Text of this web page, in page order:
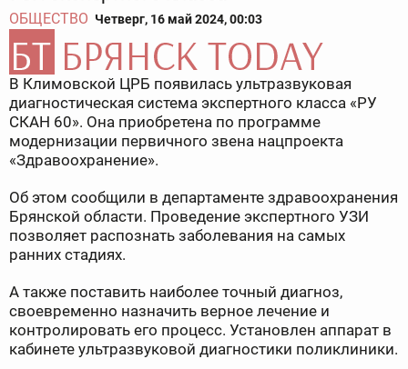
ОБЩЕСТВО Четверг, 16 май 2024, 00:03
В Климовской ЦРБ появилась ультразвуковая
диагностическая система экспертного класса «РУ
СКАН 60». Она приобретена по программе
модернизации первичного звена нацпроекта
«Здравоохранение».
Об этом сообщили в департаменте здравоохранения
Брянской области. Проведение экспертного УЗИ
позволяет распознать заболевания на самых
ранних стадиях.
А также поставить наиболее точный диагноз,
своевременно назначить верное лечение и
контролировать его процесс. Установлен аппарат в
кабинете ультразвуковой диагностики поликлиники.